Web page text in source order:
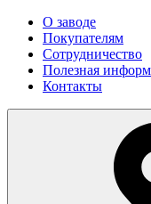
О заводе
Покупателям
Сотрудничество
Полезная
Контакты